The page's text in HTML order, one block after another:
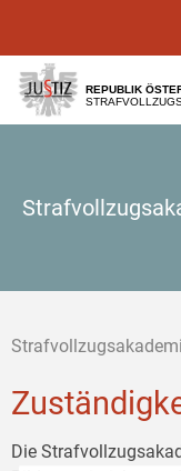
[1]
[2]
[3]
REPUBLIK
Die